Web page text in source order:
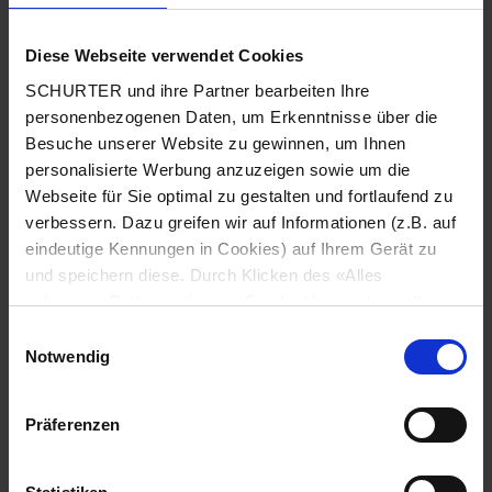
Diese Webseite verwendet Cookies
SCHURTER und ihre Partner bearbeiten Ihre
personenbezogenen Daten, um Erkenntnisse über die
Besuche unserer Website zu gewinnen, um Ihnen
personalisierte Werbung anzuzeigen sowie um die
Webseite für Sie optimal zu gestalten und fortlaufend zu
verbessern. Dazu greifen wir auf Informationen (z.B. auf
eindeutige Kennungen in Cookies) auf Ihrem Gerät zu
und speichern diese. Durch Klicken des «Alles
zulassen»-Buttons stimmen Sie der Verwendung aller
zu. Sie können Ihre Einstellungen jederzeit ändern, indem
Sie auf «Cookie-Einstellungen verwalten» am Seitenende
klicken. Ihre Einstellungen werden unseren Partnern
gemeldet und haben keinen Einfluss auf die
unsererDatenschutzerklärung
Notwendig
Präferenzen
Land*
Postleitzahl